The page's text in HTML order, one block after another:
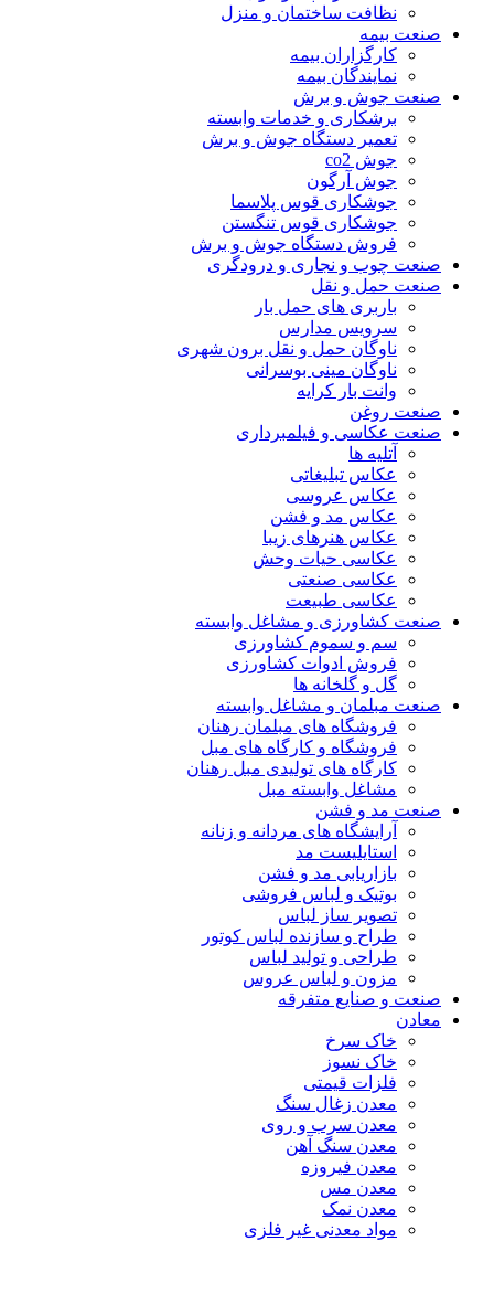
نظافت ساختمان و منزل
صنعت بیمه
کارگزاران بیمه
نمایندگان بیمه
صنعت جوش و برش
برشکاری و خدمات وابسته
تعمیر دستگاه جوش و برش
جوش co2
جوش آرگون
جوشکاری قوس پلاسما
جوشکاری قوس تنگستن
فروش دستگاه جوش و برش
صنعت چوب و نجاری و درودگری
صنعت حمل و نقل
باربری های حمل بار
سرویس مدارس
ناوگان حمل و نقل برون شهری
ناوگان مینی بوسرانی
وانت بار کرایه
صنعت روغن
صنعت عکاسی و فیلمبرداری
آتلیه ها
عکاس تبلیغاتی
عکاس عروسی
عکاس مد و فشن
عکاس هنرهای زیبا
عکاسی حیات وحش
عکاسی صنعتی
عکاسی طبیعت
صنعت کشاورزی و مشاغل وابسته
سم و سموم کشاورزی
فروش ادوات کشاورزی
گل و گلخانه ها
صنعت مبلمان و مشاغل وابسته
فروشگاه های مبلمان رهنان
فروشگاه و کارگاه های مبل
کارگاه های تولیدی مبل رهنان
مشاغل وابسته مبل
صنعت مد و فشن
آرایشگاه های مردانه و زنانه
استایلیست مد
بازاریابی مد و فشن
بوتیک و لباس فروشی
تصویر ساز لباس
طراح و سازنده لباس کوتور
طراحی و تولید لباس
مزون و لباس عروس
صنعت و صنایع متفرقه
معادن
خاک سرخ
خاک نسوز
فلزات قیمتی
معدن زغال سنگ
معدن سرب و روی
معدن سنگ آهن
معدن فیروزه
معدن مس
معدن نمک
مواد معدنی غیر فلزی